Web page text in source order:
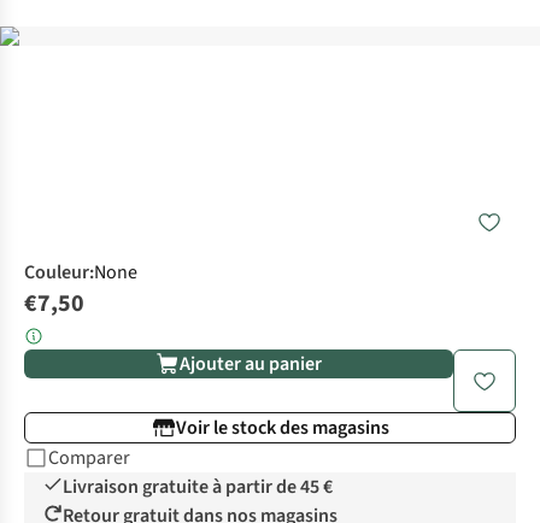
Couleur:None
€7,50
Ajouter au panier
Voir le stock des magasins
Comparer
Livraison gratuite à partir de 45 €
Retour gratuit dans nos magasins